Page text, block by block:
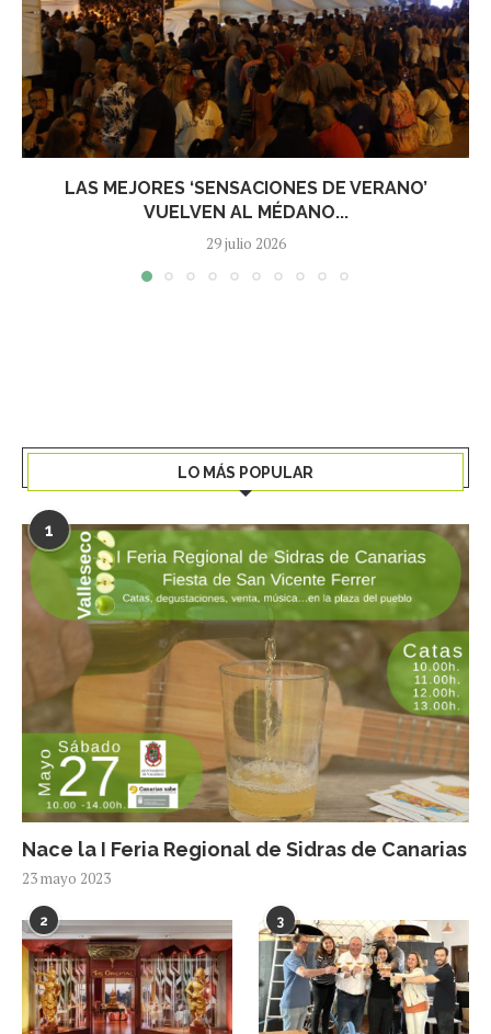
LAS MEJORES ‘SENSACIONES DE VERANO’
VUELVEN AL MÉDANO...
29 julio 2026
LO MÁS POPULAR
1
Nace la I Feria Regional de Sidras de Canarias
23 mayo 2023
2 3